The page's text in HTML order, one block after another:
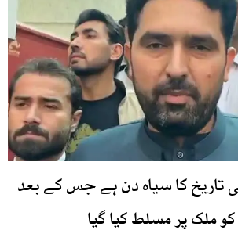
تاریخ کا سیاہ دن ہے جس کے بعد
ملک پر مسلط کیا گیا